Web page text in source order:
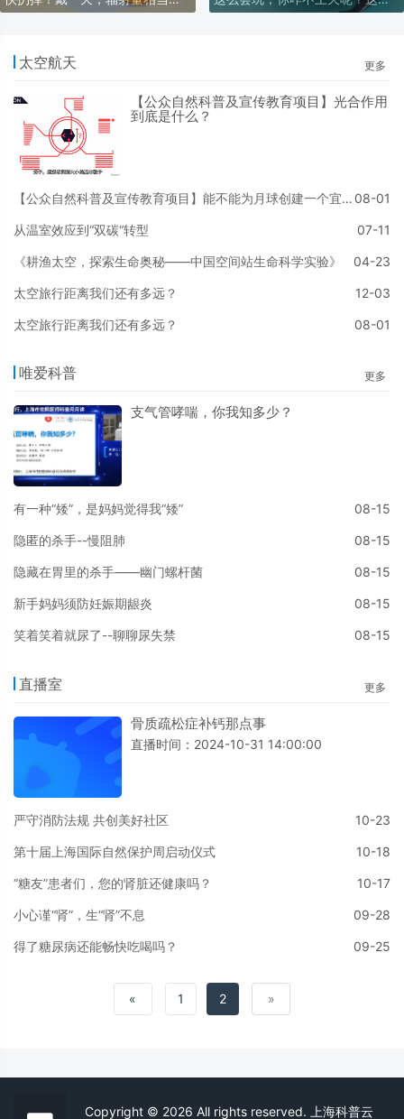
太空航天 更多
【公众自然科普及宣传教育项目】光合作用
到底是什么？
【公众自然科普及宣传教育项目】能不能为月球创建一个宜居的大气层？ 08-01
从温室效应到“双碳“转型 07-11
《耕渔太空，探索生命奥秘——中国空间站生命科学实验》 04-23
太空旅行距离我们还有多远？ 12-03
太空旅行距离我们还有多远？ 08-01
唯爱科普 更多
支气管哮喘，你我知多少？
有一种“矮”，是妈妈觉得我“矮” 08-15
隐匿的杀手--慢阻肺 08-15
隐藏在胃里的杀手——幽门螺杆菌 08-15
新手妈妈须防妊娠期龈炎 08-15
笑着笑着就尿了--聊聊尿失禁 08-15
直播室 更多
骨质疏松症补钙那点事
直播时间：2024-10-31 14:00:00
严守消防法规 共创美好社区 10-23
第十届上海国际自然保护周启动仪式 10-18
“糖友”患者们，您的肾脏还健康吗？ 10-17
小心谨“肾”，生“肾”不息 09-28
得了糖尿病还能畅快吃喝吗？ 09-25
« 1 2 »
Copyright © 2026 All rights reserved. 上海科普云